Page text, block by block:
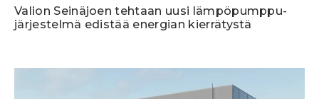
Valion Seinäjoen tehtaan uusi lämpöpumppu­
järjestelmä edistää energian kierrätystä